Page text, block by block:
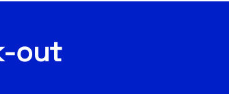
out